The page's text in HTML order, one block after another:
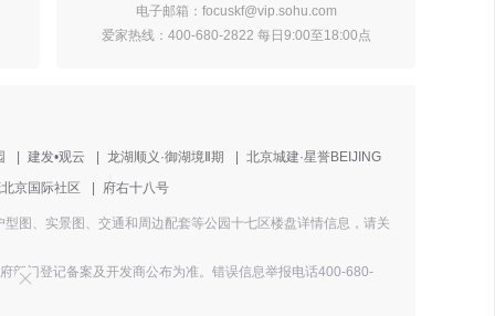
电子邮箱：focuskf@vip.sohu.com
爱家热线：400-680-2822 每日9:00至18:00点
建发•观云 龙湖顺义·御湖境Ⅱ期
北京城建·星誉BEIJING
京国际社区
府右十八号
图、实景图、交通和周边配套等公园十七区楼盘详情信息，请关
部门登记备案及开发商公布为准。错误信息举报电话400-680-